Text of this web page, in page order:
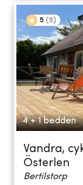
5 (5)
4 + 1 bedden
Vandra,
Österlen
Bertilstorp